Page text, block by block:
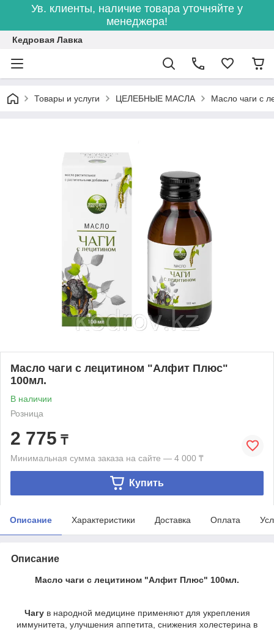
Ув. клиенты, наличие товара уточняйте у
менеджера!
Кедровая Лавка
Товары и услуги ЦЕЛЕБНЫЕ МАСЛА Масло чаги с
Масло чаги с лецитином "Алфит Плюс"
100мл.
В наличии
Розница
2 775 ₸
Минимальная сумма заказа на сайте — 4 000 ₸
Купить
Описание Характеристики Доставка Оплата
Описание
Масло чаги с лецитином "Алфит Плюс" 100мл.
Чагу в народной медицине применяют для укрепления
иммунитета, улучшения аппетита, снижения холестерина в